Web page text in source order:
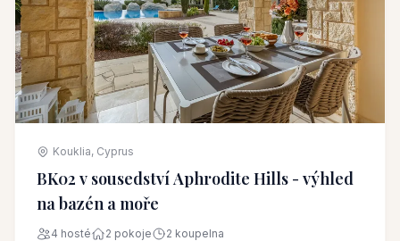
Kouklia, Cyprus
BK02 v sousedství Aphrodite Hills - výhled
na bazén a moře
4 hosté 2 pokoje 2 koupelna